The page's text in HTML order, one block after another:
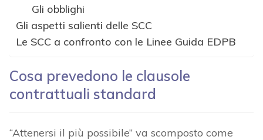
Gli obblighi
Gli aspetti salienti delle SCC
Le SCC a confronto con le Linee Guida EDPB
Cosa prevedono le clausole
contrattuali standard
“Attenersi il più possibile” va scomposto come